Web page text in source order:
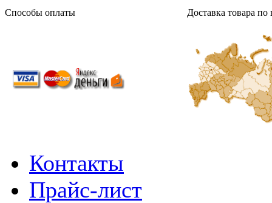
Способы оплаты Доставка товара по
Контакты
Прайс-лист